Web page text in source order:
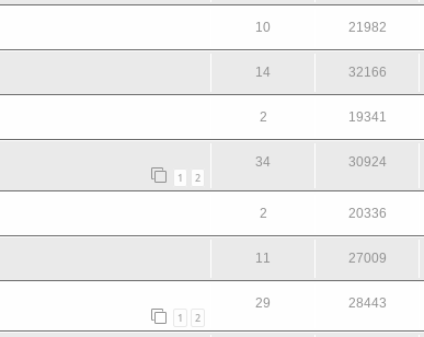
10 21982
14 32166
2 19341
1 2
34 30924
2 20336
11 27009
1 2
29 28443